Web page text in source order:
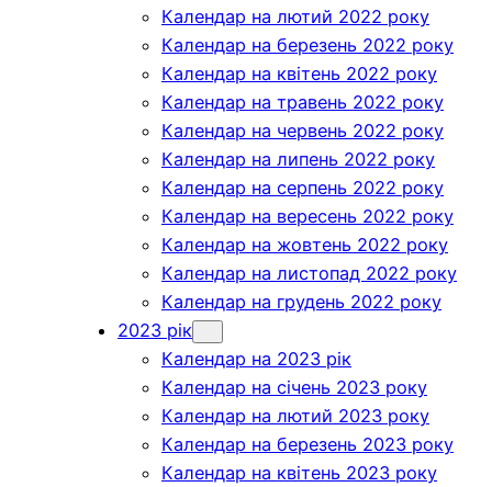
Календар на лютий 2022 року
Календар на березень 2022 року
Календар на квітень 2022 року
Календар на травень 2022 року
Календар на червень 2022 року
Календар на липень 2022 року
Календар на серпень 2022 року
Календар на вересень 2022 року
Календар на жовтень 2022 року
Календар на листопад 2022 року
Календар на грудень 2022 року
2023 рік
Календар на 2023 рік
Календар на січень 2023 року
Календар на лютий 2023 року
Календар на березень 2023 року
Календар на квітень 2023 року